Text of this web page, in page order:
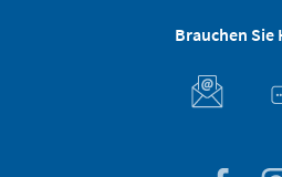
Brauchen Sie